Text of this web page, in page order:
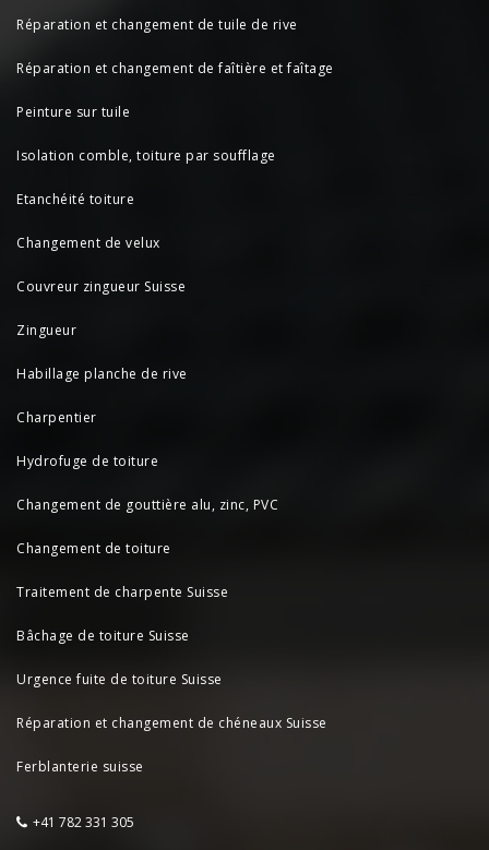
+41 782 331 305
Réparation et changement de tuile de rive
Réparation et changement de faîtière et faîtage
Peinture sur tuile
Isolation comble, toiture par soufflage
Etanchéité toiture
Changement de velux
Couvreur zingueur Suisse
Zingueur
Habillage planche de rive
Charpentier
Hydrofuge de toiture
Changement de gouttière alu, zinc, PVC
Changement de toiture
Traitement de charpente Suisse
Bâchage de toiture Suisse
Urgence fuite de toiture Suisse
Réparation et changement de chéneaux Suisse
Ferblanterie suisse